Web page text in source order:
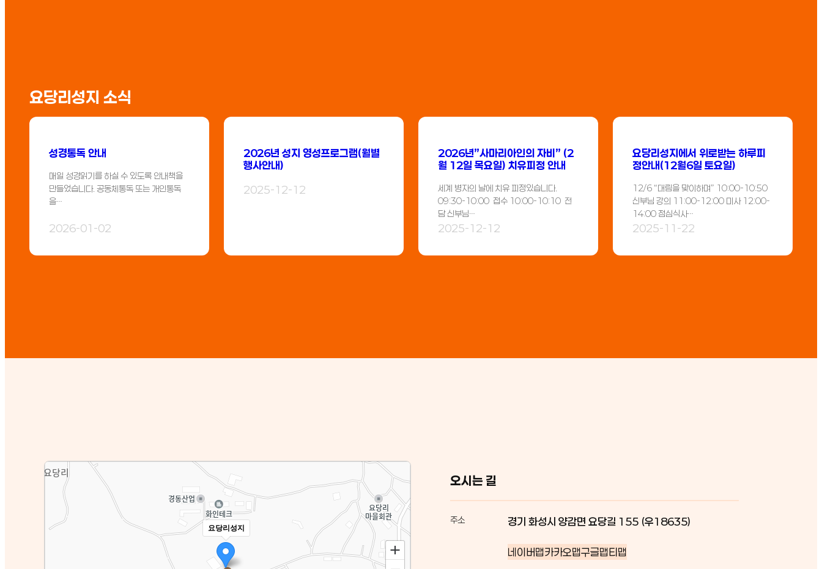
요당리성지 소식
성경통독 안내
매일 성경읽기를 하실 수 있도록 안내책을
만들었습니다. 공동체통독 또는 개인통독
을…
2026-01-02
2026년 성지 영성프로그램(월별
행사안내)
2025-12-12
2026년”사마리아인의 자비” (2
월 12일 목요일) 치유피정 안내
세계 병자의 날에 치유 피정있습니다.
09:30-10:00 접수 10:00-10:10 전
담 신부님…
2025-12-12
요당리성지에서 위로받는 하루피
정안내(12월6일 토요일)
12/6 “대림을 맞이하며” 10:00-10:50
신부님 강의 11:00-12:00 미사 12:00-
14:00 점심식사…
2025-11-22
요당리성지
오시는 길
주소 경기 화성시 양감면 요당길 155 (우18635)
네이버맵카카오맵구글맵티맵